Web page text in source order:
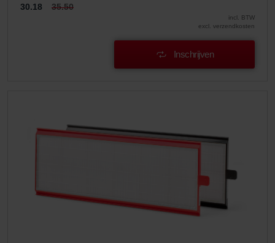
30.18 35.50
incl. BTW
excl. verzendkosten
Inschrijven